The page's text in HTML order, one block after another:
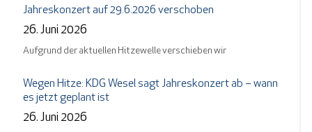
Jahreskonzert auf 29.6.2026 verschoben
26. Juni 2026
Aufgrund der aktuellen Hitzewelle verschieben wir
Wegen Hitze: KDG Wesel sagt Jahreskonzert ab – wann
es jetzt geplant ist
26. Juni 2026